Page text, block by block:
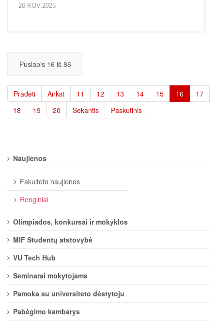
26.KOV.2025
Puslapis 16 iš 86
Pradėti Ankst 11 12 13 14 15 16
17
18
19 20 Sekantis Paskutinis
Naujienos
Fakulteto naujienos
Renginiai
Olimpiados, konkursai ir mokyklos
MIF Studentų atstovybė
VU Tech Hub
Seminarai mokytojams
Pamoka su universiteto dėstytoju
Pabėgimo kambarys